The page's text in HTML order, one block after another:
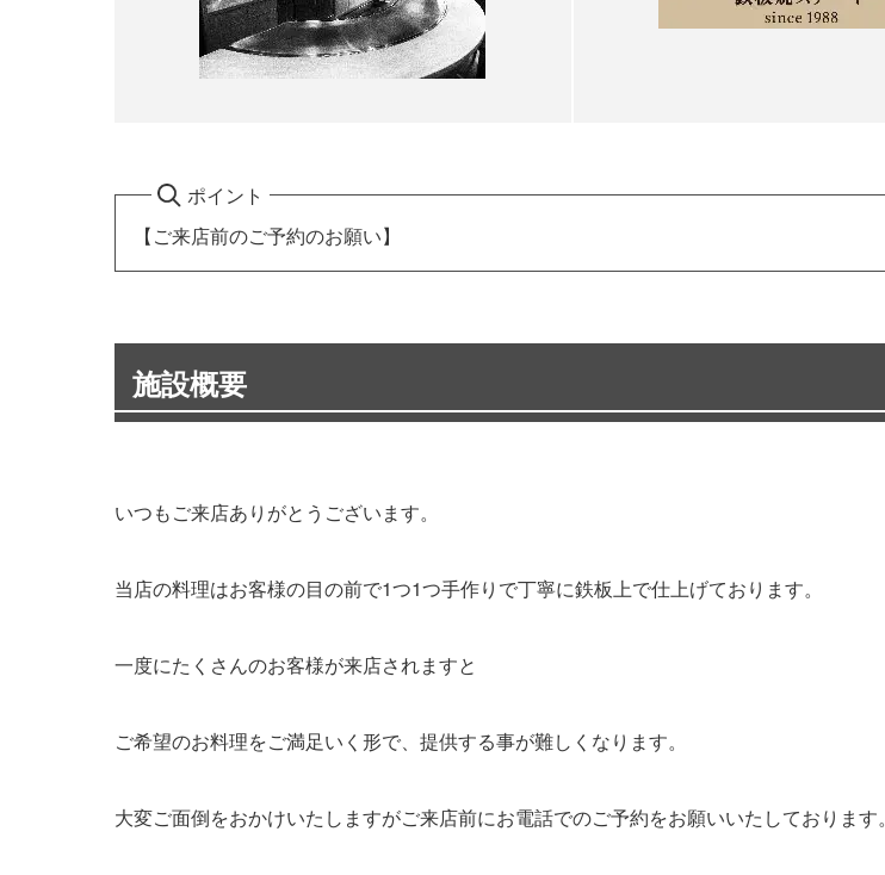
ポイント
【ご来店前のご予約のお願い】
施設概要
いつもご来店ありがとうございます。
当店の料理はお客様の目の前で1つ1つ手作りで丁寧に鉄板上で仕上げております。
一度にたくさんのお客様が来店されますと
ご希望のお料理をご満足いく形で、提供する事が難しくなります。
大変ご面倒をおかけいたしますがご来店前にお電話でのご予約をお願いいたしております。